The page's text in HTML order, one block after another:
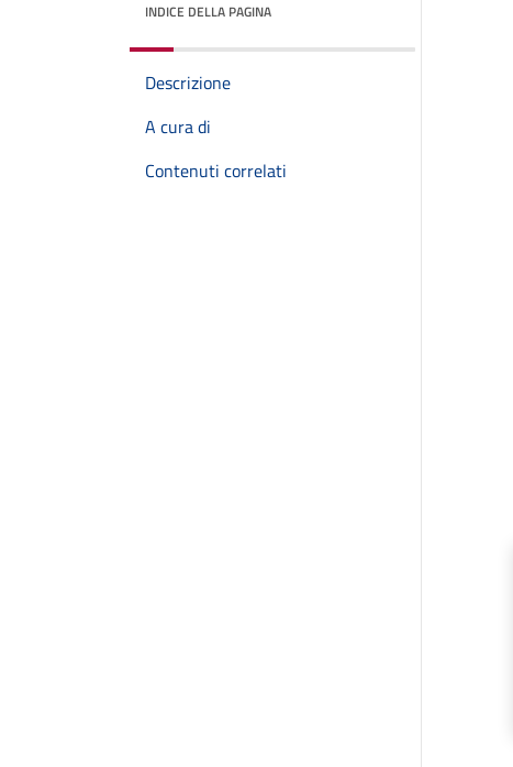
INDICE DELLA PAGINA
Descrizione
A cura di
Contenuti correlati